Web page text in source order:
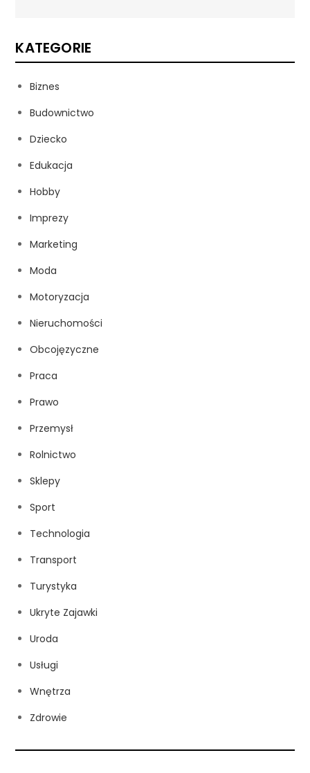
KATEGORIE
Biznes
Budownictwo
Dziecko
Edukacja
Hobby
Imprezy
Marketing
Moda
Motoryzacja
Nieruchomości
Obcojęzyczne
Praca
Prawo
Przemysł
Rolnictwo
Sklepy
Sport
Technologia
Transport
Turystyka
Ukryte Zajawki
Uroda
Usługi
Wnętrza
Zdrowie